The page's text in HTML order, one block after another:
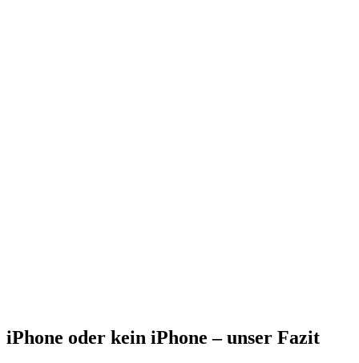
iPhone oder kein iPhone – unser Fazit